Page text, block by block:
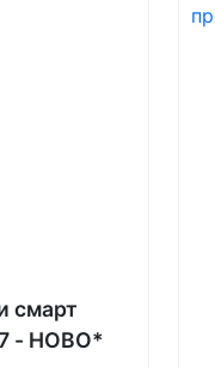
смарт
- НОВО*